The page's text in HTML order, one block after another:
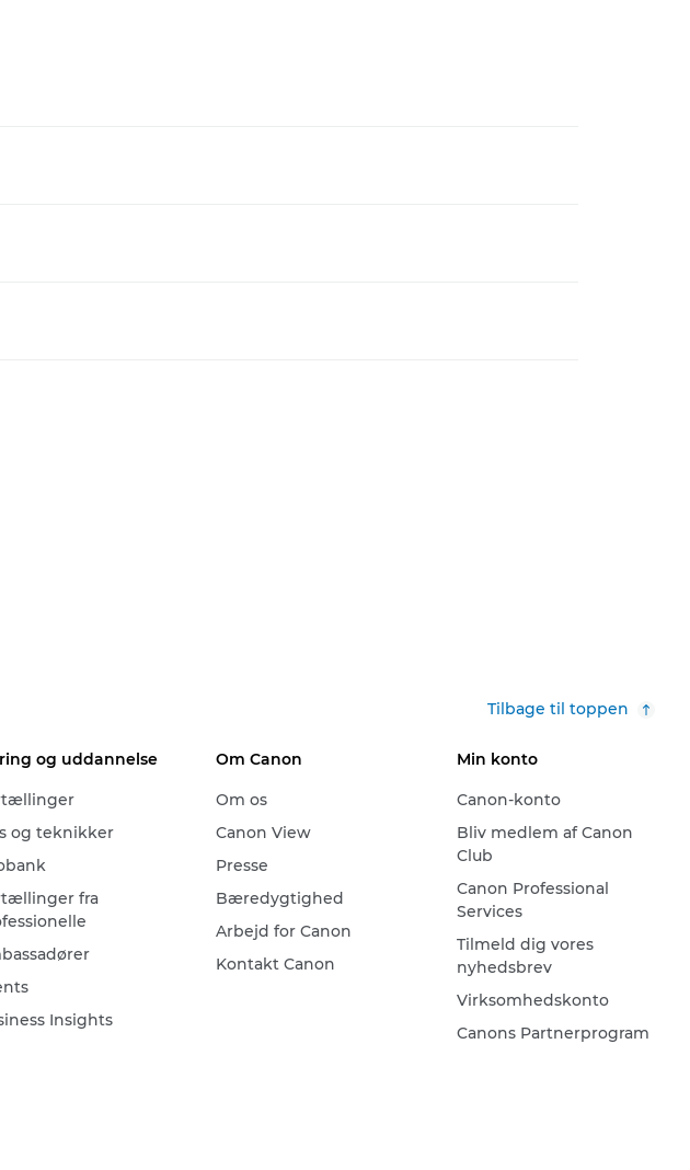
Tilbage til toppen
og uddannelse
og teknikker
fra
Insights
Om Canon
Om os
Canon View
Presse
Bæredygtighed
Arbejd for Canon
Kontakt Canon
Min konto
Canon-konto
Bliv medlem af Canon
Club
Canon Professional
Services
Tilmeld dig vores
nyhedsbrev
Virksomhedskonto
Canons Partnerprogram